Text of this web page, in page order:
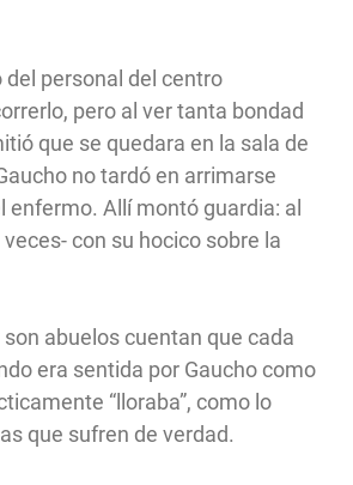
del personal del centro
pero al ver tanta bondad
que se quedara en la sala de
no tardó en arrimarse
enfermo. Allí montó guardia: al
con su hocico sobre la
abuelos cuentan que cada
era sentida por Gaucho como
“lloraba”, como lo
que sufren de verdad.